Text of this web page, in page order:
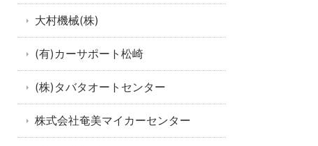
大村機械(株)
(有)カーサポート松崎
(株)タバタオートセンター
株式会社奄美マイカーセンター